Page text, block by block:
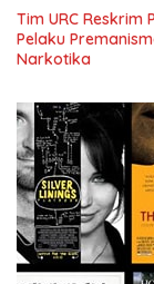
Tim URC Reskrim
Pelaku
Narkotika